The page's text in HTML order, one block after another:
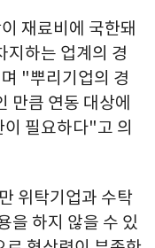
재료비에 국한돼
지하는 업계의 경
"뿌리기업의 경
만큼 연동 대상에
필요하다"고 의
위탁기업과 수탁
을 하지 않을 수 있